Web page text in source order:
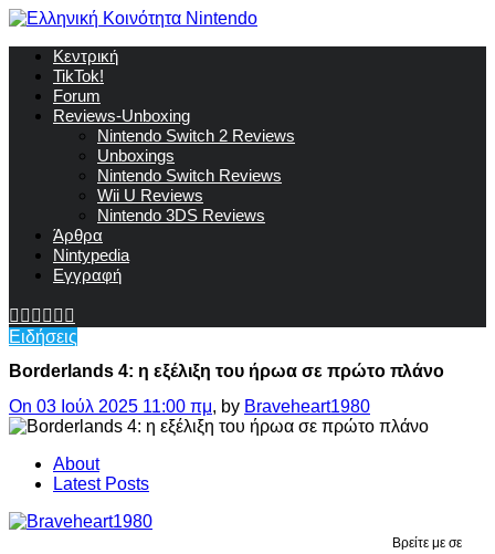
Κεντρική
TikTok!
Forum
Reviews-Unboxing
Nintendo Switch 2 Reviews
Unboxings
Nintendo Switch Reviews
Wii U Reviews
Nintendo 3DS Reviews
Άρθρα
Nintypedia
Εγγραφή
Ειδήσεις
Βorderlands 4: η εξέλιξη του ήρωα σε πρώτο πλάνο
On 03 Ιούλ 2025 11:00 πμ, by Braveheart1980
About
Latest Posts
Βρείτε με σε